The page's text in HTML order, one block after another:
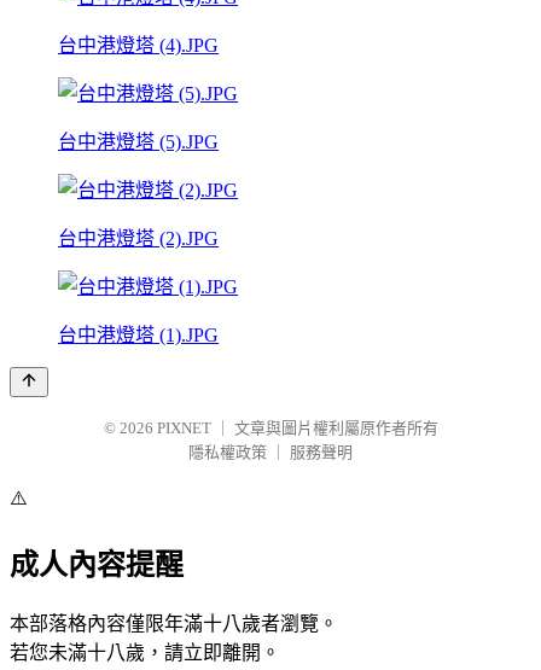
台中港燈塔 (4).JPG
台中港燈塔 (5).JPG
台中港燈塔 (2).JPG
台中港燈塔 (1).JPG
© 2026 PIXNET
文章與圖片權利屬原作者所有
隱私權政策
服務聲明
⚠️
成人內容提醒
本部落格內容僅限年滿十八歲者瀏覽。
若您未滿十八歲，請立即離開。